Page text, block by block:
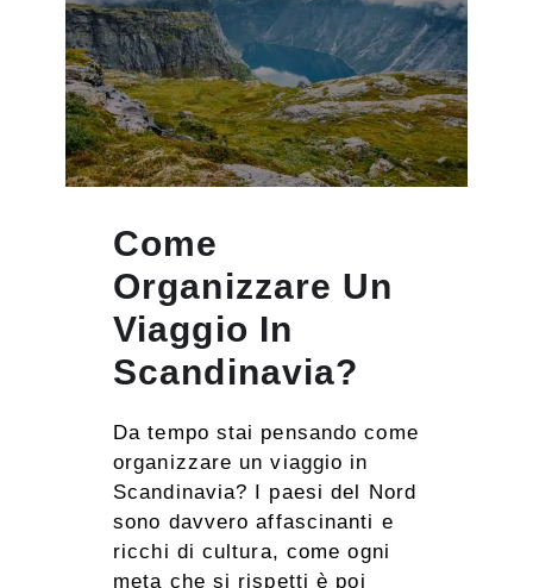
Come
Organizzare Un
Viaggio In
Scandinavia?
Da tempo stai pensando come
organizzare un viaggio in
Scandinavia? I paesi del Nord
sono davvero affascinanti e
ricchi di cultura, come ogni
meta che si rispetti è poi